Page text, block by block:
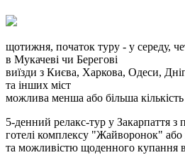
щотижня, початок туру - у середу,
в Мукачеві чи Берегові
виїзди з Києва, Харкова, Одеси,
та інших міст
можлива менша або більша кількість
5-денний релакс-тур у Закарпаття з
готелі комплексу "Жайворонок" або
та можливістю щоденного купання